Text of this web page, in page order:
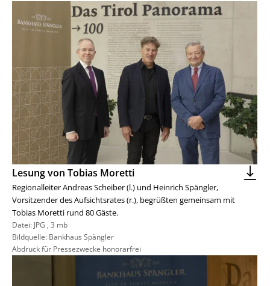
Lesung von Tobias Moretti
Regionalleiter Andreas Scheiber (l.) und Heinrich Spängler,
Vorsitzender des Aufsichtsrates (r.), begrüßten gemeinsam mit
Tobias Moretti rund 80 Gäste.
Datei: JPG ,3 mb
Bildquelle: Bankhaus Spängler
Abdruck für Pressezwecke honorarfrei